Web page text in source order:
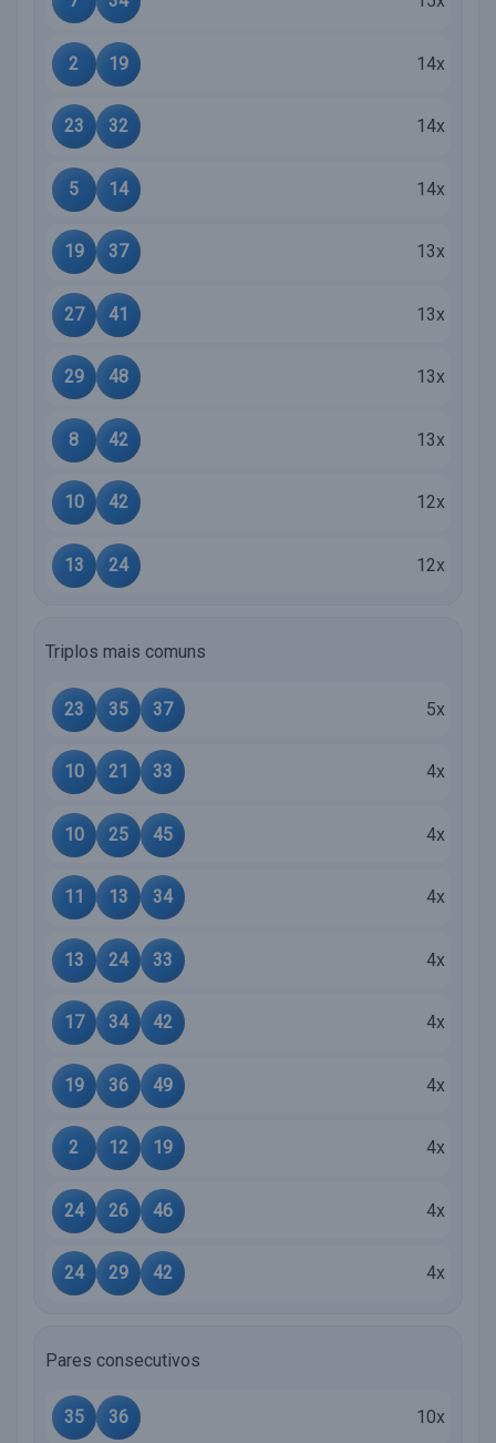
2 19 14x
23 32 14x
5 14 14x
19 37 13x
27 41 13x
29 48 13x
8 42 13x
10 42 12x
13 24 12x
Triplos mais comuns
23 35 37 5x
10 21 33 4x
10 25 45 4x
11 13 34 4x
13 24 33 4x
17 34 42 4x
19 36 49 4x
2 12 19 4x
24 26 46 4x
24 29 42 4x
Pares consecutivos
35 36 10x